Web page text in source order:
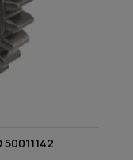
50011142